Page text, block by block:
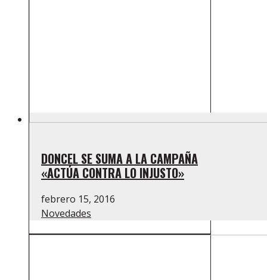
DONCEL SE SUMA A LA CAMPAÑA
«ACTÚA CONTRA LO INJUSTO»
febrero 15, 2016
Novedades